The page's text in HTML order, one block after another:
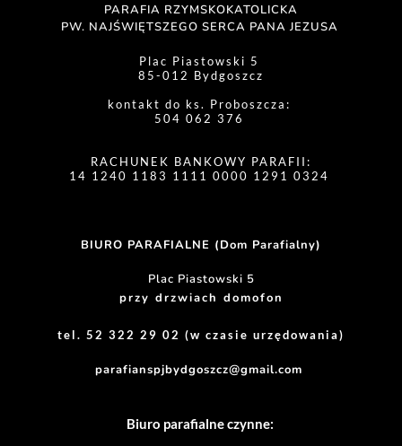
PARAFIA RZYMSKOKATOLICKA
PW. NAJŚWIĘTSZEGO SERCA PANA JEZUSA
Plac Piastowski 5
85-012 Bydgoszcz
kontakt do ks. Proboszcza:
504 062 376
RACHUNEK BANKOWY PARAFII:
14 1240 1183 1111 0000 1291 0324
BIURO PARAFIALNE (Dom Parafialny)
Plac Piastowski 5
przy drzwiach domofon
tel. 52 322 29 02 (w czasie urzędowania)
parafianspjbydgoszcz@gmail.com
Biuro parafialne czynne: